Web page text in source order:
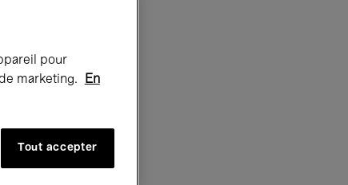
pour
marketing.
En
Tout accepter